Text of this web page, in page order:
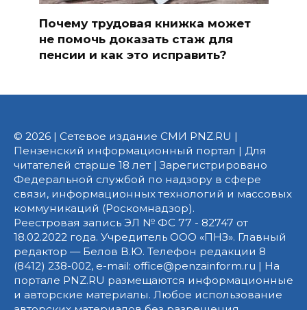
Почему трудовая книжка может
не помочь доказать стаж для
пенсии и как это исправить?
© 2026 | Сетевое издание СМИ PNZ.RU |
Пензенский информационный портал | Для
читателей старше 18 лет | Зарегистрировано
Федеральной службой по надзору в сфере
связи, информационных технологий и массовых
коммуникаций (Роскомнадзор).
Реестровая запись ЭЛ № ФС 77 - 82747 от
18.02.2022 года. Учредитель ООО «ПНЗ». Главный
редактор — Белов В.Ю. Телефон редакции 8
(8412) 238-002, e-mail: office@penzainform.ru | На
портале PNZ.RU размещаются информационные
и авторские материалы. Любое использование